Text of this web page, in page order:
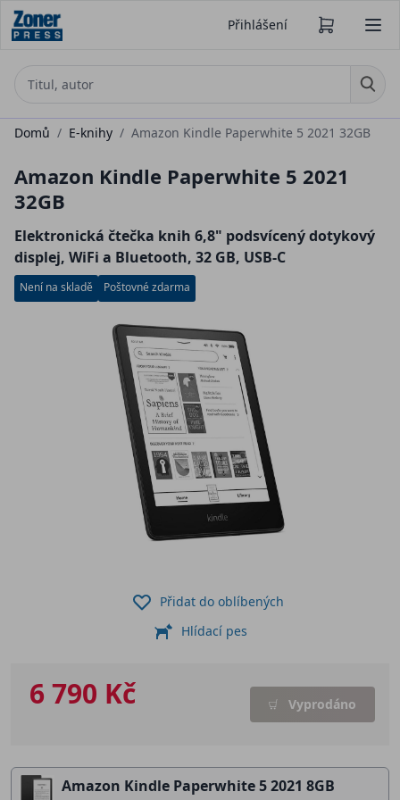
Přihlášení
Domů / E-knihy / Amazon Kindle Paperwhite 5 2021 32GB
Amazon Kindle Paperwhite 5 2021
32GB
Elektronická čtečka knih 6,8" podsvícený dotykový
displej, WiFi a Bluetooth, 32 GB, USB-C
Není na skladě Poštovné zdarma
6 790 Kč Vyprodáno
Přidat do oblíbených
Hlídací pes
Amazon Kindle Paperwhite 5 2021 8GB